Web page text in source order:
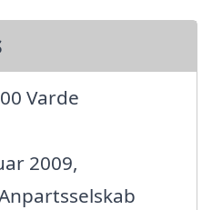
Varde
2009,